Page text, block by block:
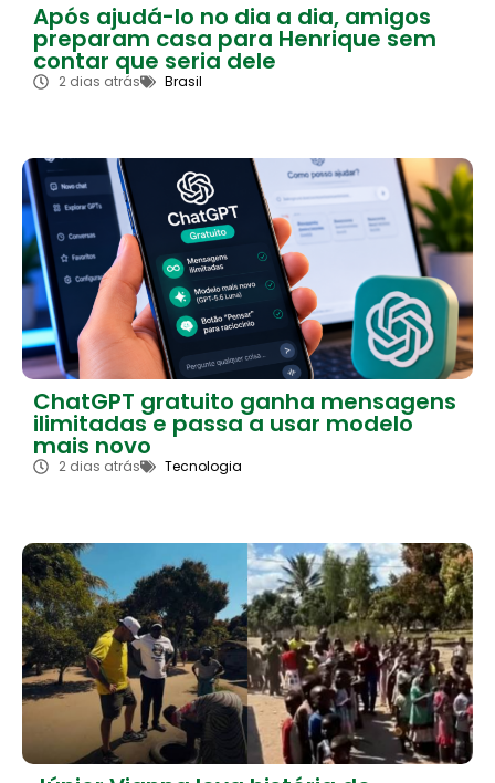
Após ajudá-lo no dia a dia, amigos
preparam casa para Henrique sem
contar que seria dele
2 dias atrás Brasil
ChatGPT gratuito ganha mensagens
ilimitadas e passa a usar modelo
mais novo
2 dias atrás Tecnologia